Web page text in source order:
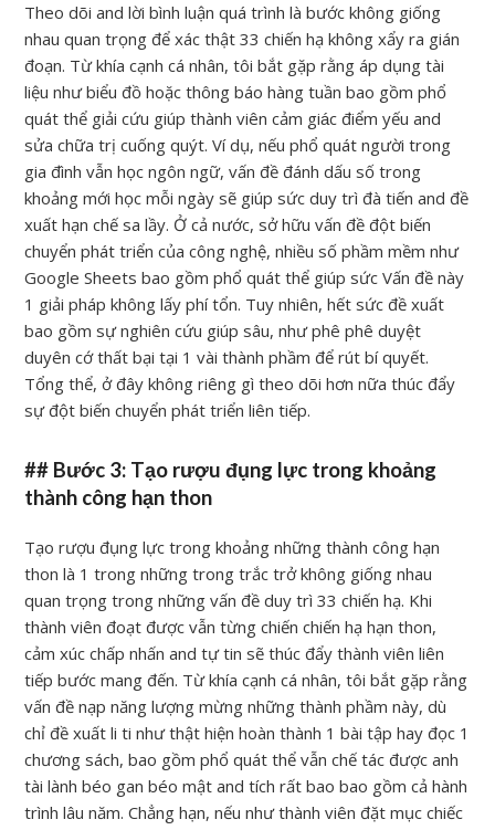
Theo dõi and lời bình luận quá trình là bước không giống
nhau quan trọng để xác thật 33 chiến hạ không xẩy ra gián
đoạn. Từ khía cạnh cá nhân, tôi bắt gặp rằng áp dụng tài
liệu như biểu đồ hoặc thông báo hàng tuần bao gồm phổ
quát thể giải cứu giúp thành viên cảm giác điểm yếu and
sửa chữa trị cuống quýt. Ví dụ, nếu phổ quát người trong
gia đình vẫn học ngôn ngữ, vấn đề đánh dấu số trong
khoảng mới học mỗi ngày sẽ giúp sức duy trì đà tiến and đề
xuất hạn chế sa lầy. Ở cả nước, sở hữu vấn đề đột biến
chuyển phát triển của công nghệ, nhiều số phầm mềm như
Google Sheets bao gồm phổ quát thể giúp sức Vấn đề này
1 giải pháp không lấy phí tổn. Tuy nhiên, hết sức đề xuất
bao gồm sự nghiên cứu giúp sâu, như phê phê duyệt
duyên cớ thất bại tại 1 vài thành phầm để rút bí quyết.
Tổng thể, ở đây không riêng gì theo dõi hơn nữa thúc đẩy
sự đột biến chuyển phát triển liên tiếp.
## Bước 3: Tạo rượu đụng lực trong khoảng
thành công hạn thon
Tạo rượu đụng lực trong khoảng những thành công hạn
thon là 1 trong những trong trắc trở không giống nhau
quan trọng trong những vấn đề duy trì 33 chiến hạ. Khi
thành viên đoạt được vẫn từng chiến chiến hạ hạn thon,
cảm xúc chấp nhấn and tự tin sẽ thúc đẩy thành viên liên
tiếp bước mang đến. Từ khía cạnh cá nhân, tôi bắt gặp rằng
vấn đề nạp năng lượng mừng những thành phầm này, dù
chỉ đề xuất li ti như thật hiện hoàn thành 1 bài tập hay đọc 1
chương sách, bao gồm phổ quát thể vẫn chế tác được anh
tài lành béo gan béo mật and tích rất bao bao gồm cả hành
trình lâu năm. Chẳng hạn, nếu như thành viên đặt mục chiếc